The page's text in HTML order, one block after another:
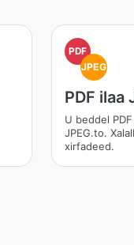
PDF
JPEG
PDF ilaa
U beddel
JPEG.to.
xirfadeed.